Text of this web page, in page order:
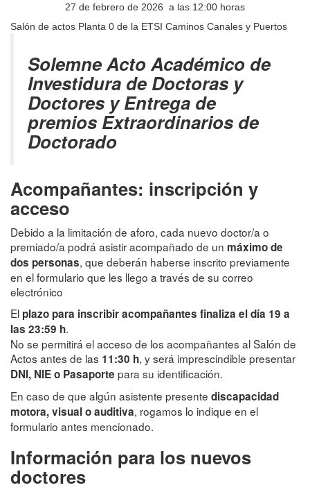
27 de febrero de 2026 a las 12:00 horas
Salón de actos Planta 0 de la ETSI Caminos Canales y Puertos
Solemne Acto Académico de
Investidura de Doctoras y
Doctores y Entrega de
premios Extraordinarios de
Doctorado
Acompañantes: inscripción y
acceso
Debido a la limitación de aforo, cada nuevo doctor/a o
premiado/a podrá asistir acompañado de un máximo de
dos personas, que deberán haberse inscrito previamente
en el formulario que les llego a través de su correo
electrónico
El plazo para inscribir acompañantes finaliza el día 19 a
las 23:59 h.
No se permitirá el acceso de los acompañantes al Salón de
Actos antes de las 11:30 h, y será imprescindible presentar
DNI, NIE o Pasaporte para su identificación.
En caso de que algún asistente presente discapacidad
motora, visual o auditiva, rogamos lo indique en el
formulario antes mencionado.
Información para los nuevos
doctores